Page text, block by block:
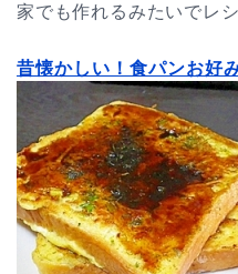
家でも作れるみたいでレ
昔懐かしい！食パンお好